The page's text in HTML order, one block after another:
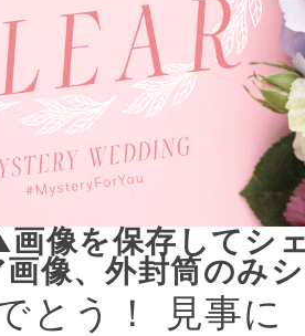
像を保存してシ
像、外封筒のみ
とう！ 見事に